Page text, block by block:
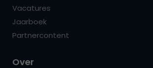
Vacatures
Jaarboek
Partnercontent
Over